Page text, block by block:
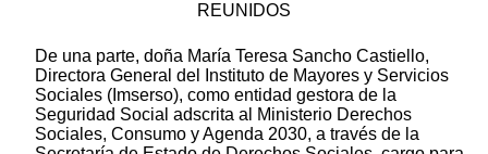
REUNIDOS
De una parte, doña María Teresa Sancho Castiello,
Directora General del Instituto de Mayores y Servicios
Sociales (Imserso), como entidad gestora de la
Seguridad Social adscrita al Ministerio Derechos
Sociales, Consumo y Agenda 2030, a través de la